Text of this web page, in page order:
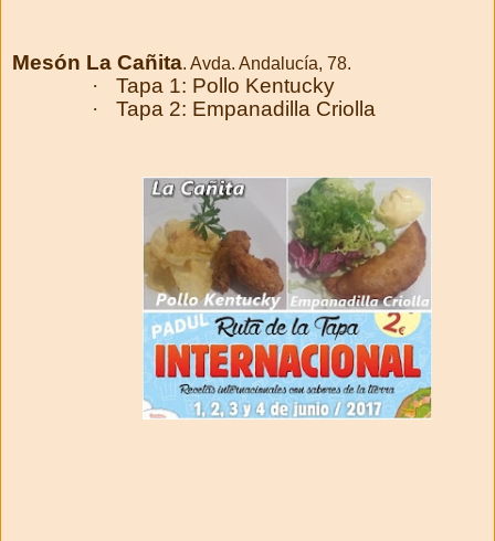
Mesón La Cañita. Avda. Andalucía, 78.
·
Tapa 1: Pollo Kentucky
·
Tapa 2: Empanadilla Criolla